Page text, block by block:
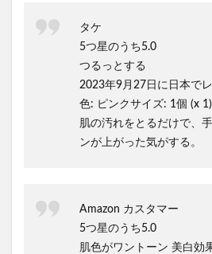
タケ
5つ星のうち5.0
つるっとする
2023年9月27日に日本で
色: ピンクサイズ: 1個 (x
肌の汚れをとるだけで、
ンが上がった気がする。
Amazon カスタマー
5つ星のうち5.0
肌色がワントーン 美白効